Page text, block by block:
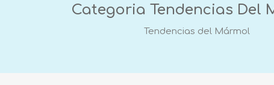
Categoria Tendencias Del
Tendencias del Mármol